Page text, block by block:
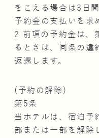
をこえる場合は3日
予約金の支払いを求
2 前項の予約金は、
るときは、同条の違
返還します。
(予約の解除)
第5条
当ホテルは、宿泊予
部または一部を解除